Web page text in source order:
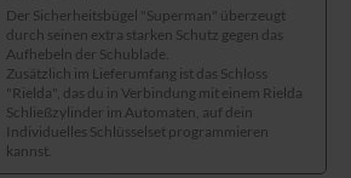
Der Sicherheitsbügel "Superman" überzeugt
durch seinen extra starken Schutz gegen das
Aufhebeln der Schublade.
Zusätzlich im Lieferumfang ist das Schloss
"Rielda", das du in Verbindung mit einem Rielda
Schließzylinder im Automaten, auf dein
Individuelles Schlüsselset programmieren
kannst.